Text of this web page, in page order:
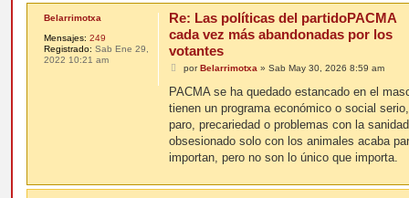
Belarrimotxa
Mensajes: 249
Registrado: Sab Ene 29,
2022 10:21 am
Re: Las políticas del partidoPACMA
cada vez más abandonadas por los
votantes
M
n
a
j
porBelarrimotxa » Sab May 30, 2026 8:59 am
PACMA se ha quedado estancado en el
tienen un programa económico o social
paro, precariedad o problemas con la
obsesionado solo con los animales acaba
importan, pero no son lo único que importa.